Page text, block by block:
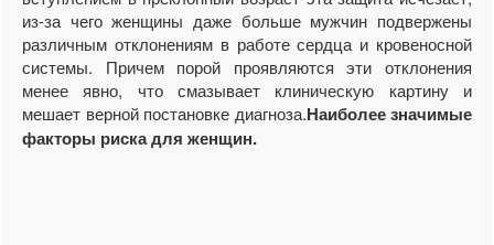
из-за чего женщины даже больше мужчин подвержены
различным отклонениям в работе сердца и кровеносной
системы. Причем порой проявляются эти отклонения
менее явно, что смазывает клиническую картину и
мешает верной постановке диагноза.Наиболее значимые
факторы риска для женщин.